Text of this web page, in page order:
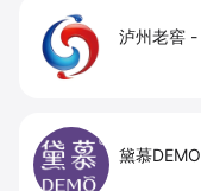
泸州老窖 -
黛慕DEMO